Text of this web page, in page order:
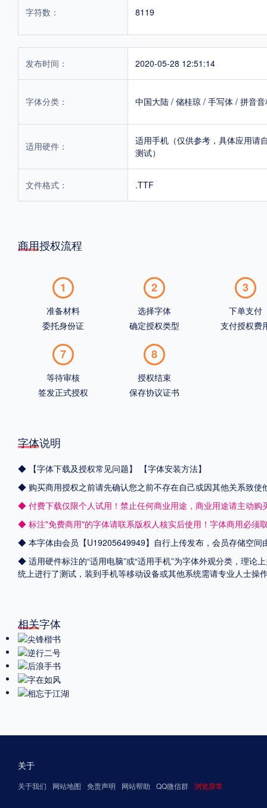
字符数： 8119
发布时间： 2020-05-28 12:51:14
字体分类： 中国大陆 / 储桂琼 / 手写体 / 拼音
适用硬件：
适用手机（仅供参考，具体应用请
测试）
文件格式： .TTF
商用授权流程
1
准备材料
委托身份证
2
选择字体
确定授权类型
3
下单支付
支付授权费
7
等待审核
签发正式授权
8
授权结束
保存协议证书
字体说明
◆ 【字体下载及授权常见问题】
【字体安装方法】
◆ 购买商用授权之前请先确认您之前不存在自己或因其他关系致使
◆ 付费下载仅限个人试用！禁止任何商业用途，商业用途请主动购
◆ 标注"免费商用"的字体请联系版权人核实后使用！字体商用必须
◆ 本字体由会员【U19205649949】自行上传发布，会员存储空
◆ 适用硬件标注的“适用电脑”或“适用手机”为字体外观分类，理论
统上进行了测试，装到手机等移动设备或其他系统需请专业人士
相关字体
关于
关于我们 网站地图 免责声明 网站帮助 QQ微信群 浏览异常